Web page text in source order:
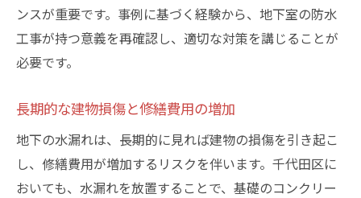
ンスが重要です。事例に基づく経験から、地下室の防水
工事が持つ意義を再確認し、適切な対策を講じることが
必要です。
長期的な建物損傷と修繕費用の増加
地下の水漏れは、長期的に見れば建物の損傷を引き起こ
し、修繕費用が増加するリスクを伴います。千代田区に
おいても、水漏れを放置することで、基礎のコンクリー